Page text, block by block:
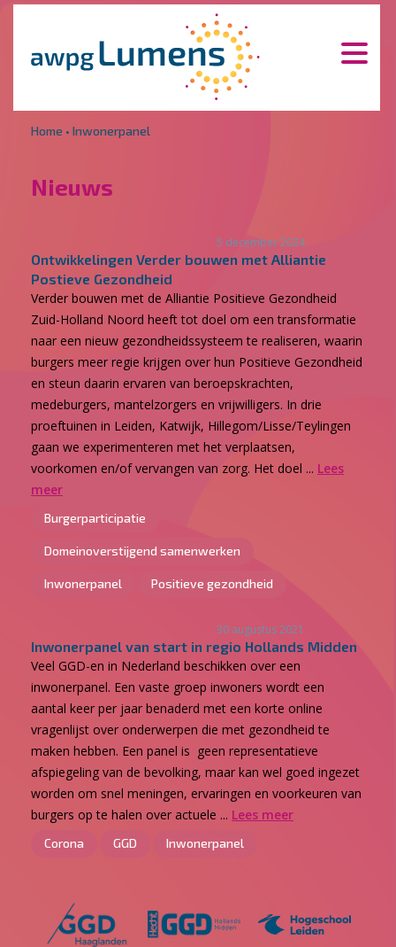
Home • Inwonerpanel
Nieuws
5 december 2024
Ontwikkelingen Verder bouwen met Alliantie
Postieve Gezondheid
Verder bouwen met de Alliantie Positieve Gezondheid
Zuid-Holland Noord heeft tot doel om een transformatie
naar een nieuw gezondheidssysteem te realiseren, waarin
burgers meer regie krijgen over hun Positieve Gezondheid
en steun daarin ervaren van beroepskrachten,
medeburgers, mantelzorgers en vrijwilligers. In drie
proeftuinen in Leiden, Katwijk, Hillegom/Lisse/Teylingen
gaan we experimenteren met het verplaatsen,
voorkomen en/of vervangen van zorg. Het doel ... Lees
meer
Burgerparticipatie
Domeinoverstijgend samenwerken
Inwonerpanel Positieve gezondheid
30 augustus 2021
Inwonerpanel van start in regio Hollands Midden
Veel GGD-en in Nederland beschikken over een
inwonerpanel. Een vaste groep inwoners wordt een
aantal keer per jaar benaderd met een korte online
vragenlijst over onderwerpen die met gezondheid te
maken hebben. Een panel is geen representatieve
afspiegeling van de bevolking, maar kan wel goed ingezet
worden om snel meningen, ervaringen en voorkeuren van
burgers op te halen over actuele ... Lees meer
Corona GGD Inwonerpanel